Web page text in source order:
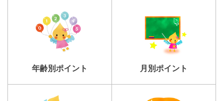
年齢別ポイント 月別ポイント